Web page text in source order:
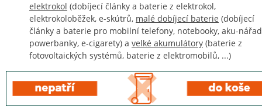
elektrokol (dobíjecí články a baterie z elektrokol,
elektrokoloběžek, e-skútrů, malé dobíjecí baterie (dobíjecí
články a baterie pro mobilní telefony, notebooky, aku-
powerbanky, e-cigarety) a velké akumulátory (baterie z
fotovoltaických systémů, baterie z elektromobilů, ...)